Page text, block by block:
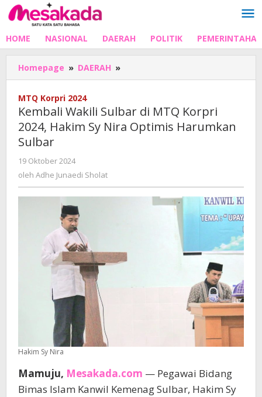
Lewati
ke
HOME NASIONAL DAERAH POLITIK
Homepage » DAERAH »
Wakili
MTQ
Korpri
Optimis
Harumkan
MTQ Korpri 2024
Kembali Wakili Sulbar di MTQ Korpri
2024, Hakim Sy Nira Optimis Harumkan
Sulbar
19 Oktober 2024
Adhe
oleh Adhe Junaedi Sholat
Hakim Sy Nira
Mamuju, Mesakada.com — Pegawai Bidang
Bimas Islam Kanwil Kemenag Sulbar, Hakim Sy